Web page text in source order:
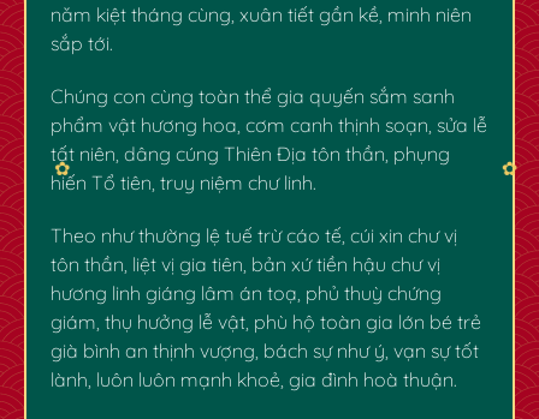
năm kiệt tháng cùng, xuân tiết gần kề, minh niên
sắp tới.
Chúng con cùng toàn thể gia quyến sắm sanh
phẩm vật hương hoa, cơm canh thịnh soạn, sửa lễ
tất niên, dâng cúng Thiên Địa tôn thần, phụng
hiến Tổ tiên, truy niệm chư linh.
Theo như thường lệ tuế trừ cáo tế, cúi xin chư vị
tôn thần, liệt vị gia tiên, bản xứ tiền hậu chư vị
hương linh giáng lâm án toạ, phủ thuỳ chứng
giám, thụ hưởng lễ vật, phù hộ toàn gia lớn bé trẻ
già bình an thịnh vượng, bách sự như ý, vạn sự tốt
lành, luôn luôn mạnh khoẻ, gia đình hoà thuận.